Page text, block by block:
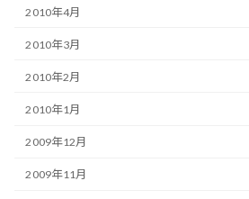
2010年4月
2010年3月
2010年2月
2010年1月
2009年12月
2009年11月